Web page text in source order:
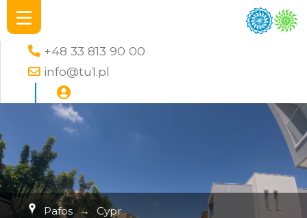
+48 33 813 90 00
info@tu1.pl
Pafos → Cypr